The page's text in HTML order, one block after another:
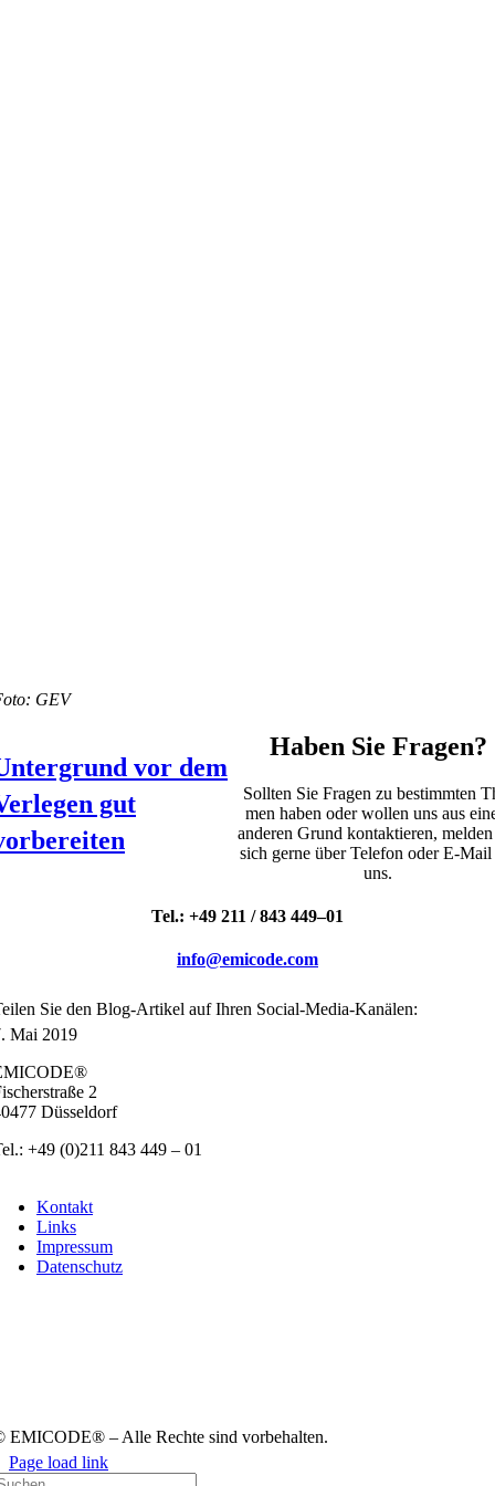
GEV
vor dem
gut
Haben Sie Fragen?
Soll­ten Sie Fra­gen zu bestimm­ten
men haben oder wol­len uns aus
ande­ren Grund kon­tak­tie­ren,
sich ger­ne über Tele­fon oder
uns.
Tel.: +49 211 / 843 449–01
info@emicode.com
Sie den Blog-Arti­kel auf Ihren Social-Media-Kanä­len:
Mai 2019
2
Düs­sel­dorf
+49 (0)211 843 449 – 01
Kon­takt
Links
Impres­sum
Daten­schutz
EMICODE® – Alle Rech­te sind vor­be­hal­ten.
Page load link